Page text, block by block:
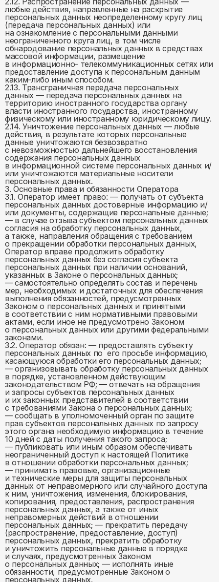
любые действия, направленные на раскрытие
персональных данных неопределенному кругу лиц
(передача персональных данных) или
на ознакомление с персональными данными
неограниченного круга лиц, в том числе
обнародование персональных данных в средствах
массовой информации, размещение
в информационно- телекоммуникационных сетях или
предоставление доступа к персональным данным
каким-либо иным способом.
2.13. Трансграничная передача персональных
данных — передача персональных данных на
территорию иностранного государства органу
власти иностранного государства, иностранному
физическому или иностранному юридическому лицу.
2.14. Уничтожение персональных данных — любые
действия, в результате которых персональные
данные уничтожаются безвозвратно
с невозможностью дальнейшего восстановления
содержания персональных данных
в информационной системе персональных данных и/
или уничтожаются материальные носители
персональных данных.
3. Основные права и обязанности Оператора
3.1. Оператор имеет право: — получать от субъекта
персональных данных достоверные информацию и/
или документы, содержащие персональные данные;
— в случае отзыва субъектом персональных данных
согласия на обработку персональных данных,
а также, направления обращения с требованием
о прекращении обработки персональных данных,
Оператор вправе продолжить обработку
персональных данных без согласия субъекта
персональных данных при наличии оснований,
указанных в Законе о персональных данных;
— самостоятельно определять состав и перечень
мер, необходимых и достаточных для обеспечения
выполнения обязанностей, предусмотренных
Законом о персональных данных и принятыми
в соответствии с ним нормативными правовыми
актами, если иное не предусмотрено Законом
о персональных данных или другими федеральными
законами.
3.2. Оператор обязан: — предоставлять субъекту
персональных данных по его просьбе информацию,
касающуюся обработки его персональных данных;
— организовывать обработку персональных данных
в порядке, установленном действующим
законодательством РФ; — отвечать на обращения
и запросы субъектов персональных данных
и их законных представителей в соответствии
с требованиями Закона о персональных данных;
— сообщать в уполномоченный орган по защите
прав субъектов персональных данных по запросу
этого органа необходимую информацию в течение
10 дней с даты получения такого запроса;
— публиковать или иным образом обеспечивать
неограниченный доступ к настоящей Политике
в отношении обработки персональных данных;
— принимать правовые, организационные
и технические меры для защиты персональных
данных от неправомерного или случайного доступа
к ним, уничтожения, изменения, блокирования,
копирования, предоставления, распространения
персональных данных, а также от иных
неправомерных действий в отношении
персональных данных; — прекратить передачу
(распространение, предоставление, доступ)
персональных данных, прекратить обработку
и уничтожить персональные данные в порядке
и случаях, предусмотренных Законом
о персональных данных; — исполнять иные
обязанности, предусмотренные Законом о
персональных данных.